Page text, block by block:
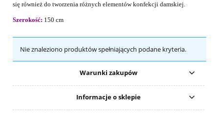
się również do tworzenia różnych elementów konfekcji damskiej.
Szerokość: 150 cm
Nie znaleziono produktów spełniających podane kryteria.
Warunki zakupów
Informacje o sklepie